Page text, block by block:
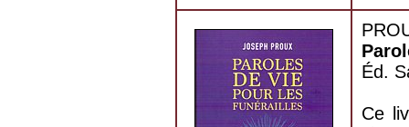
Éd.
Ce